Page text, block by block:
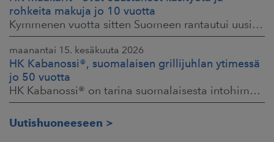
rohkeita makuja jo 10 vuotta
Kymmenen vuotta sitten Suomeen rantautui uusi ilmiö: artesaanihenkisyys. Pienpanimoiden ja käsityöläistuotteiden nostaessa päätään HKFoodsilla tunnistettiin,
maanantai 15. kesäkuuta 2026
HK Kabanossi®, suomalaisen grillijuhlan ytimessä
jo 50 vuotta
HK Kabanossi® on tarina suomalaisesta intohimosta, innovaatiosta ja yhteisistä hetkistä grillin äärellä. Se on legenda, joka ei alkanut suurista strategioista,
Uutishuoneeseen